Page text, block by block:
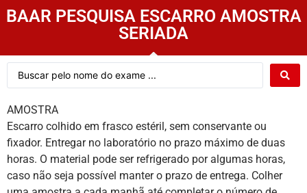
BAAR PESQUISA ESCARRO AMOSTRA
SERIADA
AMOSTRA
Escarro colhido em frasco estéril, sem conservante ou
fixador. Entregar no laboratório no prazo máximo de duas
horas. O material pode ser refrigerado por algumas horas,
caso não seja possível manter o prazo de entrega. Colher